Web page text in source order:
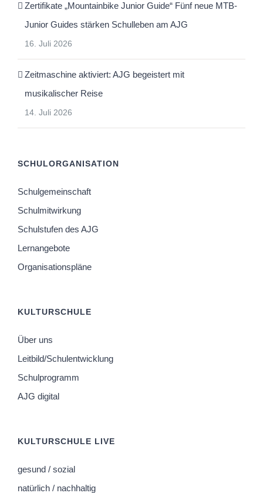
Zertifikate „Mountainbike Junior Guide“ Fünf neue MTB-
Junior Guides stärken Schulleben am AJG
16. Juli 2026
Zeitmaschine aktiviert: AJG begeistert mit
musikalischer Reise
14. Juli 2026
SCHULORGANISATION
Schulgemeinschaft
Schulmitwirkung
Schulstufen des AJG
Lernangebote
Organisationspläne
KULTURSCHULE
Über uns
Leitbild/Schulentwicklung
Schulprogramm
AJG digital
KULTURSCHULE LIVE
gesund / sozial
natürlich / nachhaltig